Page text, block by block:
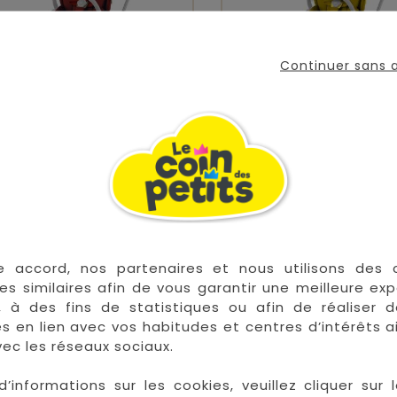
Continuer sans
accord, nos partenaires et nous utilisons des
similaires afin de vous garantir une meilleure
à des fins de statistiques ou afin de réaliser
en lien avec vos habitudes et centres d’intérêts
les réseaux sociaux.
sur les cookies, veuillez cliquer sur
Siège Priam
Autumn Gold
Habillage Siège
En stock 